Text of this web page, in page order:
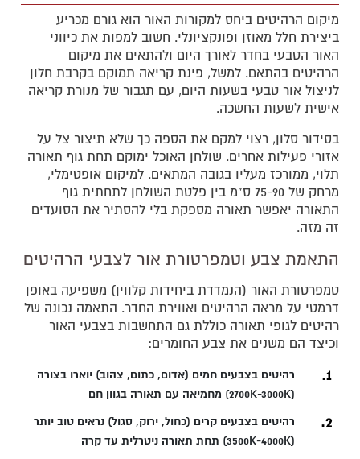
מיקום הרהיטים ביחס למקורות האור הוא גורם מכריע
ביצירת חלל מאוזן ופונקציונלי. חשוב למפות את כיווני
האור הטבעי בחדר לאורך היום ולהתאים את מיקום
הרהיטים בהתאם. למשל, פינת קריאה תמוקם בקרבת חלון
לניצול אור טבעי בשעות היום, עם תגבור של מנורת קריאה
אישית לשעות החשכה.
בסידור סלון, רצוי למקם את הספה כך שלא תיצור צל על
אזורי פעילות אחרים. שולחן האוכל ימוקם תחת גוף תאורה
תלוי, ממורכז מעליו בגובה המתאים. למיקום אופטימלי,
מרחק של 75-90 ס"מ בין פלטת השולחן לתחתית גוף
התאורה יאפשר תאורה מספקת בלי להסתיר את הסועדים
זה מזה.
התאמת צבע וטמפרטורת אור לצבעי הרהיטים
טמפרטורת האור (הנמדדת ביחידות קלווין) משפיעה באופן
דרמטי על מראה הרהיטים ואווירת החדר. התאמה נכונה של
רהיטים לגופי תאורה כוללת גם התחשבות בצבעי האור
וכיצד הם משנים את צבע החומרים:
רהיטים בצבעים חמים (אדום, כתום, צהוב) יוארו בצורה
מחמיאה עם תאורה בגוון חם (2700K-3000K)
רהיטים בצבעים קרים (כחול, ירוק, סגול) נראים טוב יותר
תחת תאורה ניטרלית עד קרה (3500K-4000K)